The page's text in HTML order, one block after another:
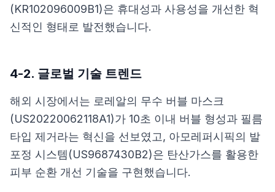
(KR102096009B1)은 휴대성과 사용성을 개선한 혁
신적인 형태로 발전했습니다.
4-2. 글로벌 기술 트렌드
해외 시장에서는 로레알의 무수 버블 마스크
(US20220062118A1)가 10초 이내 버블 형성과 필름
타입 제거라는 혁신을 선보였고, 아모레퍼시픽의 발
포정 시스템(US9687430B2)은 탄산가스를 활용한
피부 순환 개선 기술을 구현했습니다.